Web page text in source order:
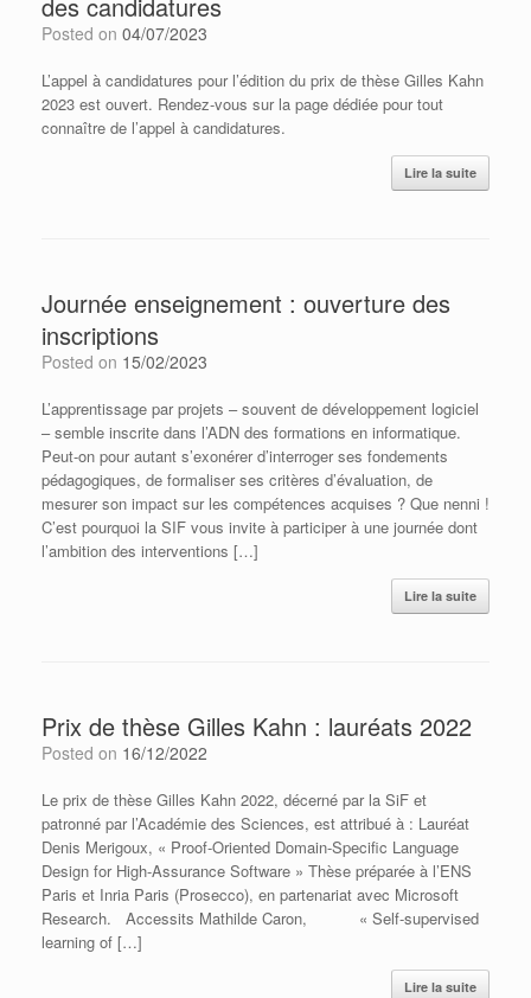
Posted on 04/07/2023
L’appel à candidatures pour l’édition du prix de thèse Gilles Kahn
2023 est ouvert. Rendez-vous sur la page dédiée pour tout
connaître de l’appel à candidatures.
Lire la suite
Journée enseignement : ouverture des
inscriptions
Posted on 15/02/2023
L’apprentissage par projets – souvent de développement logiciel
– semble inscrite dans l’ADN des formations en informatique.
Peut-on pour autant s’exonérer d’interroger ses fondements
pédagogiques, de formaliser ses critères d’évaluation, de
mesurer son impact sur les compétences acquises ? Que nenni !
C’est pourquoi la SIF vous invite à participer à une journée dont
l’ambition des interventions […]
Lire la suite
Prix de thèse Gilles Kahn : lauréats 2022
Posted on 16/12/2022
Le prix de thèse Gilles Kahn 2022, décerné par la SiF et
patronné par l’Académie des Sciences, est attribué à : Lauréat
Denis Merigoux, « Proof-Oriented Domain-Specific Language
Design for High-Assurance Software » Thèse préparée à l’ENS
Paris et Inria Paris (Prosecco), en partenariat avec Microsoft
Research. Accessits Mathilde Caron, « Self-supervised
learning of […]
Lire la suite